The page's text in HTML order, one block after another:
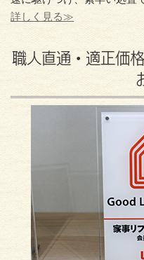
詳しく見る≫
職人直通・適正価